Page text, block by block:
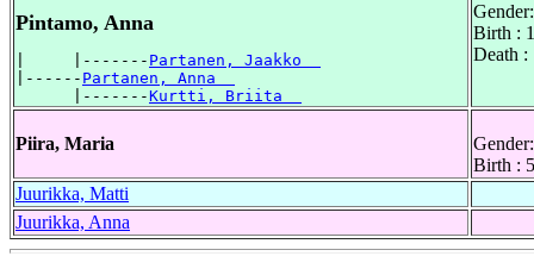
Pintamo, Anna
|     |------- Partanen, Jaakko
|------ Partanen, Anna
      |-------
Kurtti, Briita
Birth :
Death :
Piira, Maria
Birth :
Juurikka, Matti
Juurikka, Anna